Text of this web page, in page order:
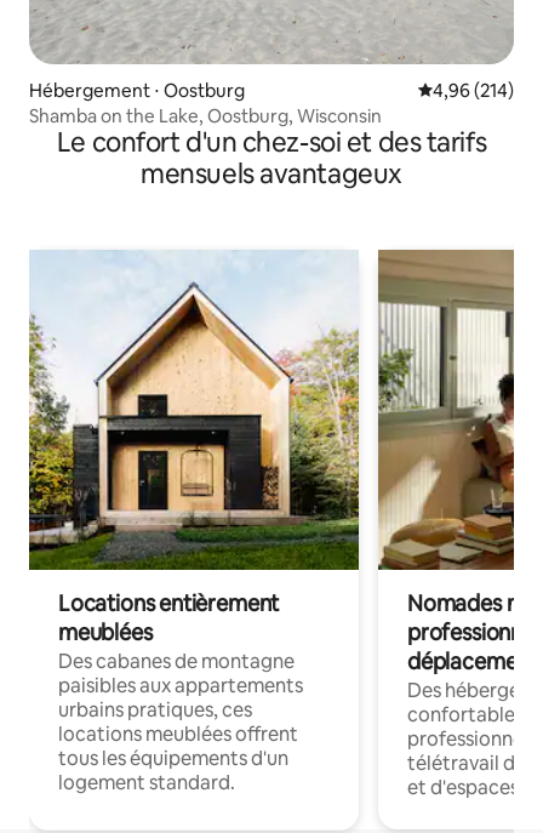
Hébergement ⋅ Oostburg Évaluation
4,96 (214)
Shamba on the Lake, Oostburg, Wisconsin
Le confort d'un chez-soi et des tarifs
mensuels avantageux
Locations entièrement
meublées
Des cabanes de montagne
paisibles aux appartements
urbains pratiques, ces
locations meublées offrent
tous les équipements d'un
logement standard.
Nomades
déplacement
Des
confortables
professionnels
télétravail
et d'espaces